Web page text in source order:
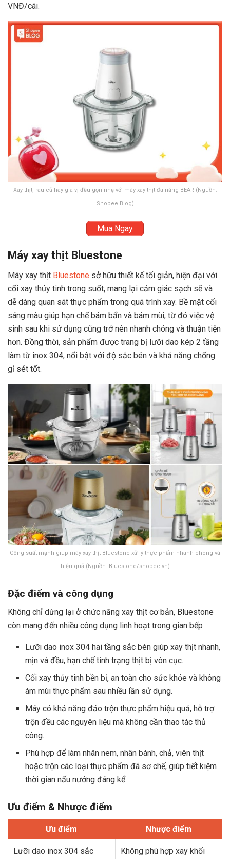
VNĐ/cái.
Xay thịt, rau củ hay gia vị đều gọn nhẹ với máy xay thịt đa năng BEAR (Nguồn:
Shopee Blog)
Mua Ngay
Máy xay thịt Bluestone
Máy xay thịt Bluestone sở hữu thiết kế tối giản, hiện đại với
cối xay thủy tinh trong suốt, mang lại cảm giác sạch sẽ và
dễ dàng quan sát thực phẩm trong quá trình xay. Bề mặt cối
sáng màu giúp hạn chế bám bẩn và bám mùi, từ đó việc vệ
sinh sau khi sử dụng cũng trở nên nhanh chóng và thuận tiện
hơn. Đồng thời, sản phẩm được trang bị lưỡi dao kép 2 tầng
làm từ inox 304, nổi bật với độ sắc bén và khả năng chống
gỉ sét tốt.
Công suất mạnh giúp máy xay thịt Bluestone xử lý thực phẩm nhanh chóng và
hiệu quả (Nguồn: Bluestone/shopee.vn)
Đặc điểm và công dụng
Không chỉ dừng lại ở chức năng xay thịt cơ bản, Bluestone
còn mang đến nhiều công dụng linh hoạt trong gian bếp
Lưỡi dao inox 304 hai tầng sắc bén giúp xay thịt nhanh,
mịn và đều, hạn chế tình trạng thịt bị vón cục.
Cối xay thủy tinh bền bỉ, an toàn cho sức khỏe và không
ám mùi thực phẩm sau nhiều lần sử dụng.
Máy có khả năng đảo trộn thực phẩm hiệu quả, hỗ trợ
trộn đều các nguyên liệu mà không cần thao tác thủ
công.
Phù hợp để làm nhân nem, nhân bánh, chả, viên thịt
hoặc trộn các loại thực phẩm đã sơ chế, giúp tiết kiệm
thời gian nấu nướng đáng kể.
Ưu điểm & Nhược điểm
Ưu điểm Nhược điểm
Lưỡi dao inox 304 sắc
Không phù hợp xay khối